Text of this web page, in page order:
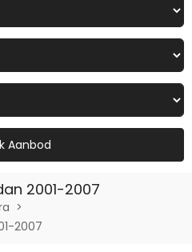
Aanbod
2001-2007
2007